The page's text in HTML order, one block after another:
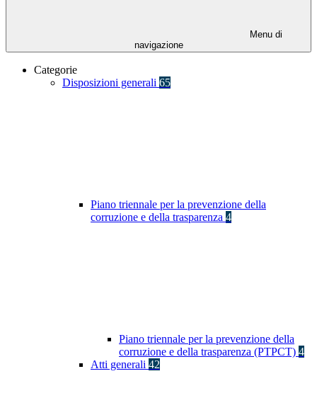
Menu di
navigazione
Categorie
Disposizioni generali 65
Piano triennale per la prevenzione della
corruzione e della trasparenza 4
Piano triennale per la prevenzione della
corruzione e della trasparenza (PTPCT) 4
Atti generali 42